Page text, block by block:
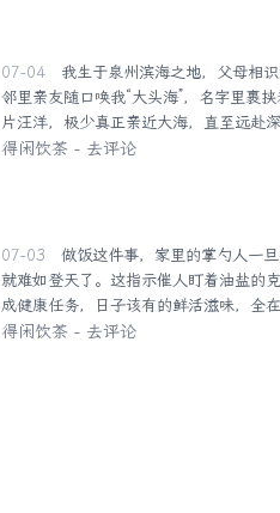
的重要性。 下午三点...
07-04
邻里亲友随口唤我“大头海”，名字里裹
片汪洋，极少真正亲近大海，直至远赴
名流连碧波之上的特区“帆”客。初次踏
目便是港深拉力赛。...
得闲饮茶 - 去评论
07-03
就难如登天了。这指示催人盯着油盐的
成健康任务，日子该有的鲜活滋味，全
桌一看，好家伙！内人正端着一大煲油
得闲饮茶 - 去评论